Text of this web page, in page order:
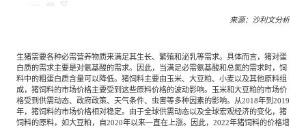
来源：沙利文分析
生猪需要各种必需营养物质来满足其生长、繁殖和泌乳等需求。具体而言，猪对蛋
白质的需求主要是对氨基酸的需求。因此，当满足必需氨基酸和总氮的需求时，饲
料中的粗蛋白质含量可以降低。猪饲料主要由玉米、大豆粕、小麦以及其他原料组
成，猪饲料的市场价格主要受到这些原料价格的波动影响。玉米和大豆粕的市场价
格受到供需动态、政府政策、天气条件、虫害等多种因素的影响。从2018年到2019
年，猪饲料的市场价格相对稳定。由于全球供需动态以及全球宏观经济的变化，猪
饲料的原料，如大豆粕，自2020年以来一直在上涨。因此，2022年猪饲料的价格增